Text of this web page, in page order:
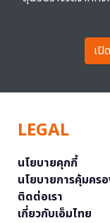
เปิ
LEGAL
นโยบายคุกกี้
นโยบายการคุ้มคร
ติดต่อเรา
เกี่ยวกับเอ็มไทย